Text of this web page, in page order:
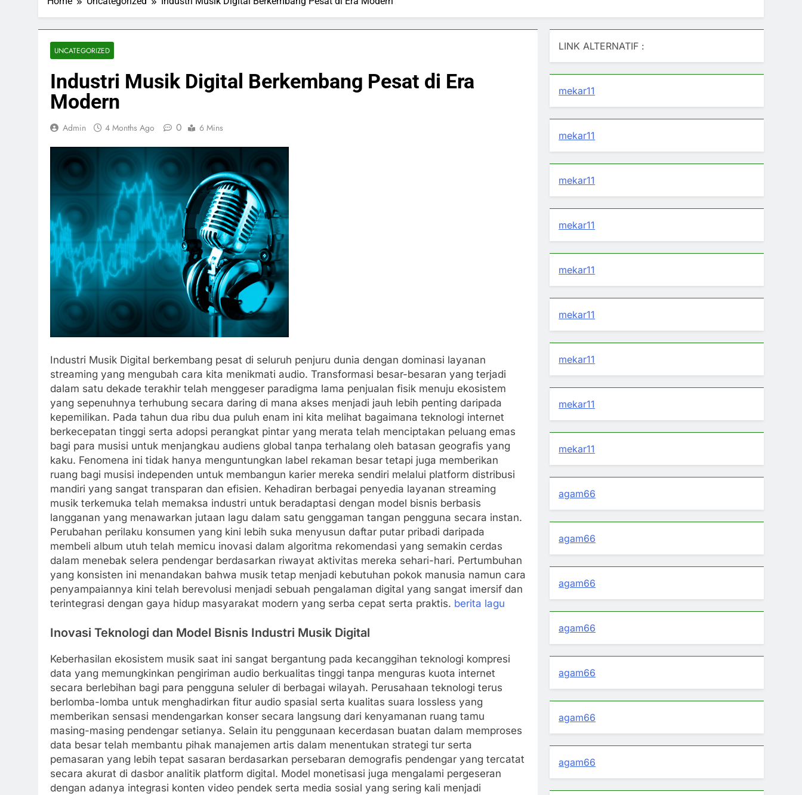
UNCATEGORIZED
Industri Musik Digital Berkembang Pesat di Era
Modern
Admin 4 Months Ago 0 6 Mins
Industri Musik Digital berkembang pesat di seluruh penjuru dunia dengan dominasi layanan
streaming yang mengubah cara kita menikmati audio. Transformasi besar-besaran yang terjadi
dalam satu dekade terakhir telah menggeser paradigma lama penjualan fisik menuju ekosistem
yang sepenuhnya terhubung secara daring di mana akses menjadi jauh lebih penting daripada
kepemilikan. Pada tahun dua ribu dua puluh enam ini kita melihat bagaimana teknologi internet
berkecepatan tinggi serta adopsi perangkat pintar yang merata telah menciptakan peluang emas
bagi para musisi untuk menjangkau audiens global tanpa terhalang oleh batasan geografis yang
kaku. Fenomena ini tidak hanya menguntungkan label rekaman besar tetapi juga memberikan
ruang bagi musisi independen untuk membangun karier mereka sendiri melalui platform distribusi
mandiri yang sangat transparan dan efisien. Kehadiran berbagai penyedia layanan streaming
musik terkemuka telah memaksa industri untuk beradaptasi dengan model bisnis berbasis
langganan yang menawarkan jutaan lagu dalam satu genggaman tangan pengguna secara instan.
Perubahan perilaku konsumen yang kini lebih suka menyusun daftar putar pribadi daripada
membeli album utuh telah memicu inovasi dalam algoritma rekomendasi yang semakin cerdas
dalam menebak selera pendengar berdasarkan riwayat aktivitas mereka sehari-hari. Pertumbuhan
yang konsisten ini menandakan bahwa musik tetap menjadi kebutuhan pokok manusia namun cara
penyampaiannya kini telah berevolusi menjadi sebuah pengalaman digital yang sangat imersif dan
terintegrasi dengan gaya hidup masyarakat modern yang serba cepat serta praktis. berita lagu
Inovasi Teknologi dan Model Bisnis Industri Musik Digital
Keberhasilan ekosistem musik saat ini sangat bergantung pada kecanggihan teknologi kompresi
data yang memungkinkan pengiriman audio berkualitas tinggi tanpa menguras kuota internet
secara berlebihan bagi para pengguna seluler di berbagai wilayah. Perusahaan teknologi terus
berlomba-lomba untuk menghadirkan fitur audio spasial serta kualitas suara lossless yang
memberikan sensasi mendengarkan konser secara langsung dari kenyamanan ruang tamu
masing-masing pendengar setianya. Selain itu penggunaan kecerdasan buatan dalam memproses
data besar telah membantu pihak manajemen artis dalam menentukan strategi tur serta
pemasaran yang lebih tepat sasaran berdasarkan persebaran demografis pendengar yang tercatat
secara akurat di dasbor analitik platform digital. Model monetisasi juga mengalami pergeseran
dengan adanya integrasi konten video pendek serta media sosial yang sering kali menjadi
LINK ALTERNATIF :
mekar11
mekar11
mekar11
mekar11
mekar11
mekar11
mekar11
mekar11
mekar11
agam66
agam66
agam66
agam66
agam66
agam66
agam66